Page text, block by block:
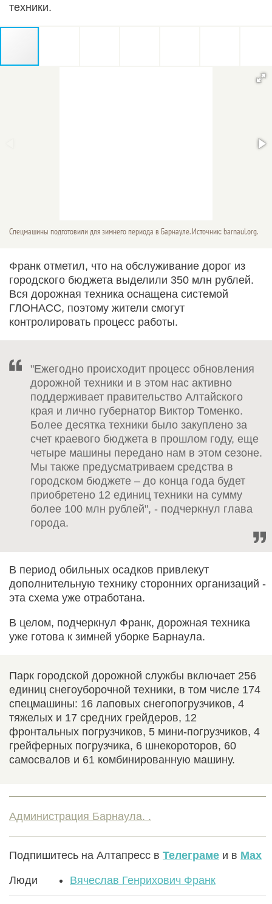
техники.
Спецмашины подготовили для зимнего периода в Барнауле. Источник: barnaul.org.
Франк отметил, что на обслуживание дорог из
городского бюджета выделили 350 млн рублей.
Вся дорожная техника оснащена системой
ГЛОНАСС, поэтому жители смогут
контролировать процесс работы.
"Ежегодно происходит процесс обновления
дорожной техники и в этом нас активно
поддерживает правительство Алтайского
края и лично губернатор Виктор Томенко.
Более десятка техники было закуплено за
счет краевого бюджета в прошлом году, еще
четыре машины передано нам в этом сезоне.
Мы также предусматриваем средства в
городском бюджете – до конца года будет
приобретено 12 единиц техники на сумму
более 100 млн рублей", - подчеркнул глава
города.
В период обильных осадков привлекут
дополнительную технику сторонних организаций -
эта схема уже отработана.
В целом, подчеркнул Франк, дорожная техника
уже готова к зимней уборке Барнаула.
Парк городской дорожной службы включает 256
единиц снегоуборочной техники, в том числе 174
спецмашины: 16 лаповых снегопогрузчиков, 4
тяжелых и 17 средних грейдеров, 12
фронтальных погрузчиков, 5 мини-погрузчиков, 4
грейферных погрузчика, 6 шнекороторов, 60
самосвалов и 61 комбинированную машину.
Администрация Барнаула. .
Подпишитесь на Алтапресс в Телеграме и в Max
Люди Вячеслав Генрихович Франк